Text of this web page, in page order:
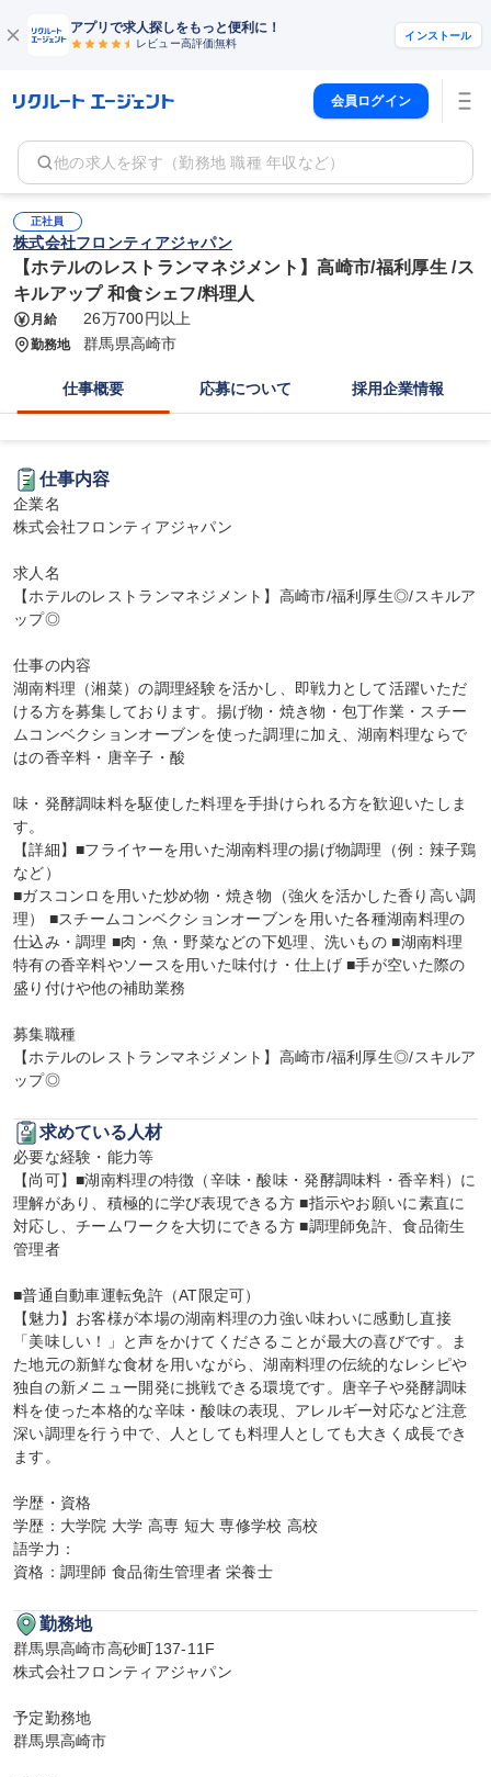
アプリで求人探しをもっと便利に！
レビュー高評価無料
インストール
会員ログイン
他の求人を探す（勤務地 職種 年収など）
正社員
株式会社フロンティアジャパン
【ホテルのレストランマネジメント】高崎市/福利厚生 /ス
キルアップ 和食シェフ/料理人
月給 26万700円以上
勤務地 群馬県高崎市
仕事概要 応募について 採用企業情報
仕事内容
企業名
株式会社フロンティアジャパン
求人名
【ホテルのレストランマネジメント】高崎市/福利厚生◎/スキルア
ップ◎
仕事の内容
湖南料理（湘菜）の調理経験を活かし、即戦力として活躍いただ
ける方を募集しております。揚げ物・焼き物・包丁作業・スチー
ムコンベクションオーブンを使った調理に加え、湖南料理ならで
はの香辛料・唐辛子・酸
味・発酵調味料を駆使した料理を手掛けられる方を歓迎いたしま
す。
【詳細】■フライヤーを用いた湖南料理の揚げ物調理（例：辣子鶏
など）
■ガスコンロを用いた炒め物・焼き物（強火を活かした香り高い調
理） ■スチームコンベクションオーブンを用いた各種湖南料理の
仕込み・調理 ■肉・魚・野菜などの下処理、洗いもの ■湖南料理
特有の香辛料やソースを用いた味付け・仕上げ ■手が空いた際の
盛り付けや他の補助業務
募集職種
【ホテルのレストランマネジメント】高崎市/福利厚生◎/スキルア
ップ◎
求めている人材
必要な経験・能力等
【尚可】■湖南料理の特徴（辛味・酸味・発酵調味料・香辛料）に
理解があり、積極的に学び表現できる方 ■指示やお願いに素直に
対応し、チームワークを大切にできる方 ■調理師免許、食品衛生
管理者
■普通自動車運転免許（AT限定可）
【魅力】お客様が本場の湖南料理の力強い味わいに感動し直接
「美味しい！」と声をかけてくださることが最大の喜びです。ま
た地元の新鮮な食材を用いながら、湖南料理の伝統的なレシピや
独自の新メニュー開発に挑戦できる環境です。唐辛子や発酵調味
料を使った本格的な辛味・酸味の表現、アレルギー対応など注意
深い調理を行う中で、人としても料理人としても大きく成長でき
ます。
学歴・資格
学歴：大学院 大学 高専 短大 専修学校 高校
語学力：
資格：調理師 食品衛生管理者 栄養士
勤務地
群馬県高崎市高砂町137-11F
株式会社フロンティアジャパン
予定勤務地
群馬県高崎市